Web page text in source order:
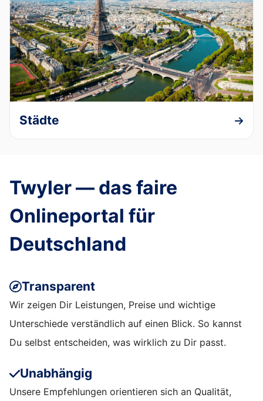
Städte
Twyler — das faire
Onlineportal für
Deutschland
Transparent
Wir zeigen Dir Leistungen, Preise und wichtige
Unterschiede verständlich auf einen Blick. So kannst
Du selbst entscheiden, was wirklich zu Dir passt.
Unabhängig
Unsere Empfehlungen orientieren sich an Qualität,